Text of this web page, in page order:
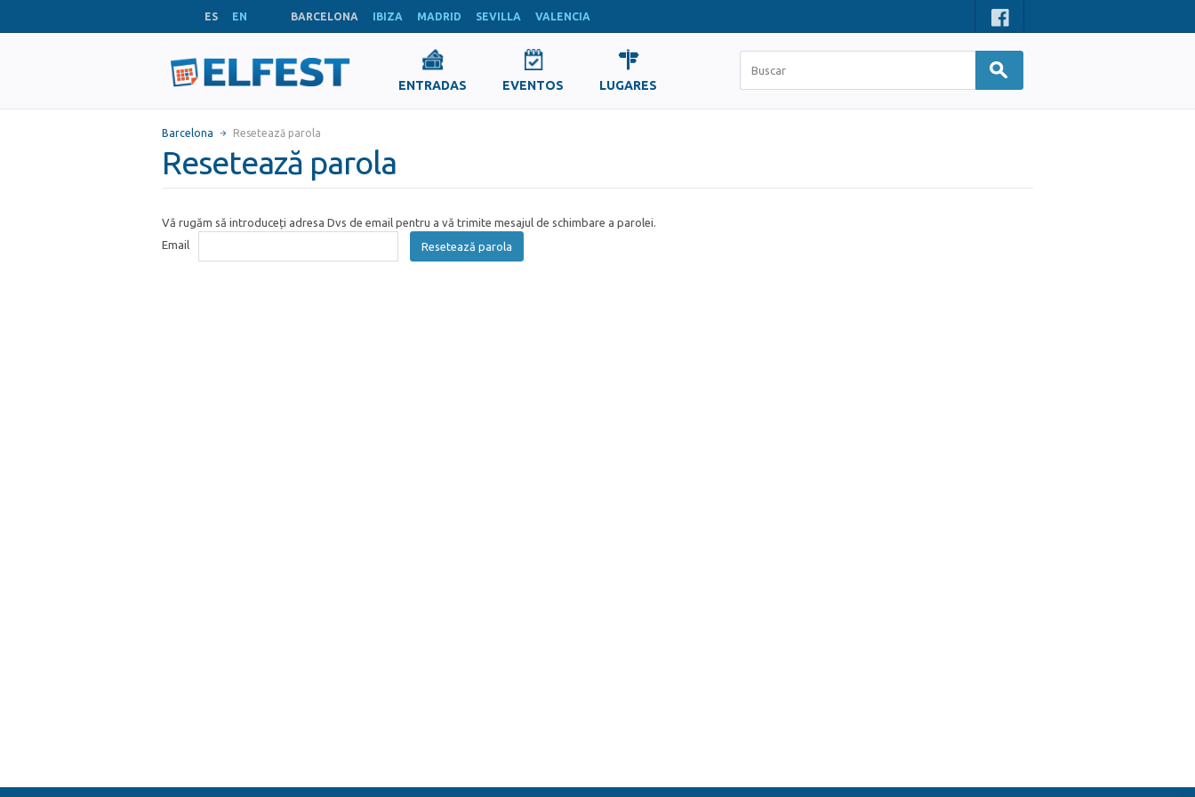
ES EN BARCELONA IBIZA MADRID SEVILLA VALENCIA
ENTRADAS EVENTOS LUGARES
Barcelona Resetează parola
Resetează parola
Vă rugăm să introduceți adresa Dvs de email pentru a vă trimite mesajul de schimbare a parolei.
Email
Resetează parola